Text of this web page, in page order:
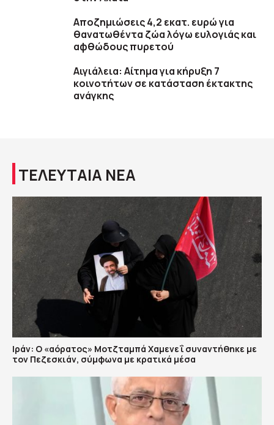
Αποζημιώσεις 4,2 εκατ. ευρώ για
θανατωθέντα ζώα λόγω ευλογιάς και
αφθώδους πυρετού
Αιγιάλεια: Αίτημα για κήρυξη 7
κοινοτήτων σε κατάσταση έκτακτης
ανάγκης
ΤΕΛΕΥΤΑΙΑ ΝΕΑ
Ιράν: Ο «αόρατος» Μοτζταμπά Χαμενεΐ συναντήθηκε με
τον Πεζεσκιάν, σύμφωνα με κρατικά μέσα